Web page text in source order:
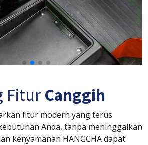
FiturCanggih
fitur modern yang terus
Anda, tanpa meninggalkan
kenyamanan HANGCHA dapat